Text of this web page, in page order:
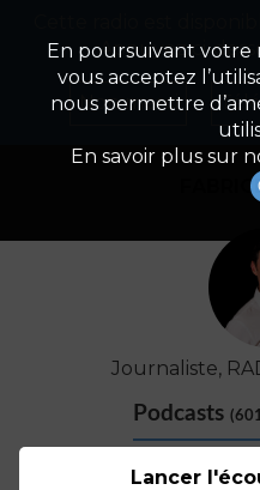
Détail De
Journaliste,
Podcasts
En poursuivant votre
vous acceptez
nous permettre
En savoir plus sur
Appuyez ci-
Non merci
Lancer